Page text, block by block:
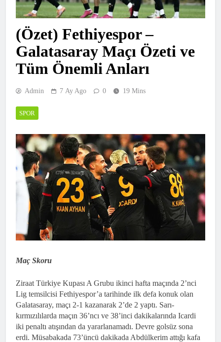
(Özet) Fethiyespor –
Galatasaray Maçı Özeti ve
Tüm Önemli Anları
Admin 7 Ay Ago 0 19 Mins
SPOR
Maç Skoru
Ziraat Türkiye Kupası A Grubu ikinci hafta maçında 2’nci
Lig temsilcisi Fethiyespor’a tarihinde ilk defa konuk olan
Galatasaray, maçı 2-1 kazanarak 2’de 2 yaptı. Sarı-
kırmızılılarda maçın 36’ncı ve 38’inci dakikalarında Icardi
iki penaltı atışından da yararlanamadı. Devre golsüz sona
erdi. Müsabakada 73’üncü dakikada Abdülkerim attığı kafa